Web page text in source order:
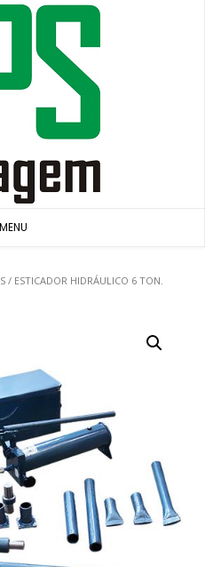
MENU
/ ESTICADOR HIDRÁULICO 6 TON.